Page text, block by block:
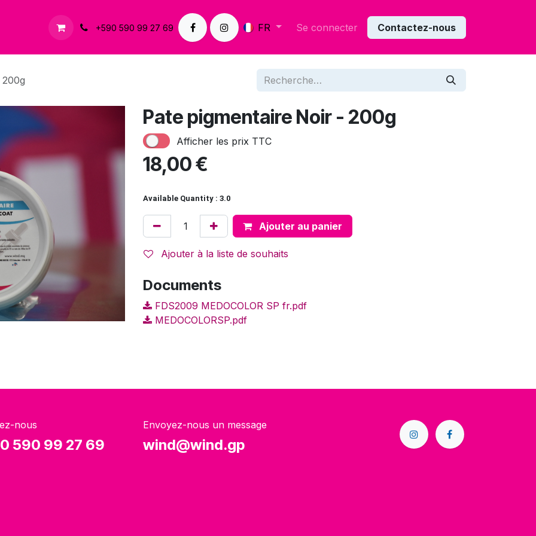
Contactez-nous+590 590 99 27 69 FR Se connecter Contactez-nous
Pate pigmentaire Noir - 200g
Afficher les prix TTC
18,00€
Available Quantity : 3.0
Ajouter au panier
Ajouter à la liste de souhaits
Documents
FDS2009 MEDOCOLOR SP fr.pdf
MEDOCOLORSP.pdf
nous
590 99 27 69
Envoyez-nous un message
wind@wind.gp